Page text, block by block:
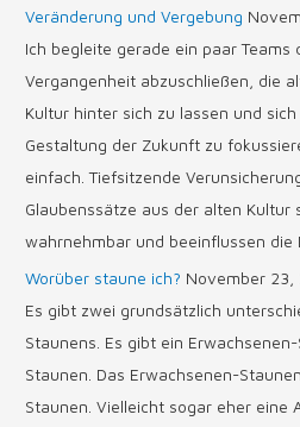
Veränderung und Vergebung
Ich begleite gerade ein paar Teams
Vergangenheit abzuschließen, die
Kultur hinter sich zu lassen und
Gestaltung der Zukunft zu
einfach. Tiefsitzende
Glaubenssätze aus der alten Kultur
wahrnehmbar und beeinflussen die
Worüber staune ich? November 23,
Es gibt zwei grundsätzlich
Staunens. Es gibt ein
Staunen. Das Erwachsenen-
Staunen. Vielleicht sogar eher eine